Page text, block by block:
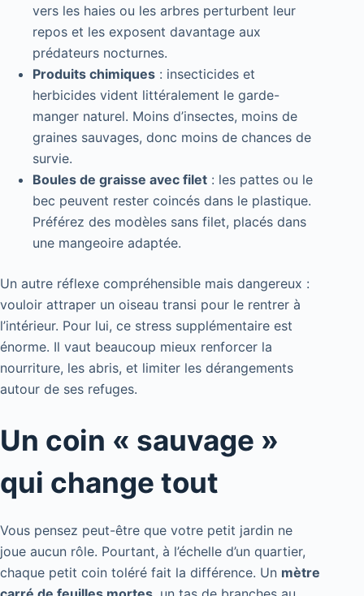
vers les haies ou les arbres perturbent leur
repos et les exposent davantage aux
prédateurs nocturnes.
Produits chimiques : insecticides et
herbicides vident littéralement le garde-
manger naturel. Moins d’insectes, moins de
graines sauvages, donc moins de chances de
survie.
Boules de graisse avec filet : les pattes ou le
bec peuvent rester coincés dans le plastique.
Préférez des modèles sans filet, placés dans
une mangeoire adaptée.
Un autre réflexe compréhensible mais dangereux :
vouloir attraper un oiseau transi pour le rentrer à
l’intérieur. Pour lui, ce stress supplémentaire est
énorme. Il vaut beaucoup mieux renforcer la
nourriture, les abris, et limiter les dérangements
autour de ses refuges.
Un coin « sauvage »
qui change tout
Vous pensez peut-être que votre petit jardin ne
joue aucun rôle. Pourtant, à l’échelle d’un quartier,
chaque petit coin toléré fait la différence. Un mètre